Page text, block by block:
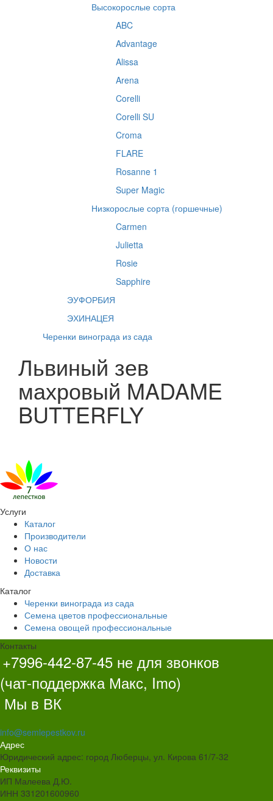
Высокорослые сорта
ABC
Advantage
Alissa
Arena
Corelli
Corelli SU
Croma
FLARE
Rosanne 1
Super Magic
Низкорослые сорта (горшечные)
Carmen
Julietta
Rosie
Sapphire
ЭУФОРБИЯ
ЭХИНАЦЕЯ
Черенки винограда из сада
Львиный зев
махровый MADAME
BUTTERFLY
Услуги
Каталог
Производители
О нас
Новости
Доставка
Каталог
Черенки винограда из сада
Семена цветов профессиональные
Семена овощей профессиональные
Контакты
+7996-442-87-45 не для звонков
(чат-поддержка Макс, Imo)
Мы в ВК
info@semlepestkov.ru
Адрес
Юридический адрес: город Люберцы, ул. Кирова 61/7-32
Реквизиты
ИП Малеева Д.Ю.
ИНН 331201600960